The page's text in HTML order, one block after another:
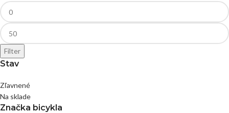
Filter
Stav
Zľavnené
Na sklade
Značka bicykla